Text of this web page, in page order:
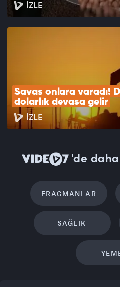
İZLE
Savaş onlara yaradı!
dolarlık devasa gelir
İZLE
'de daha
FRAGMANLAR
SAĞLIK